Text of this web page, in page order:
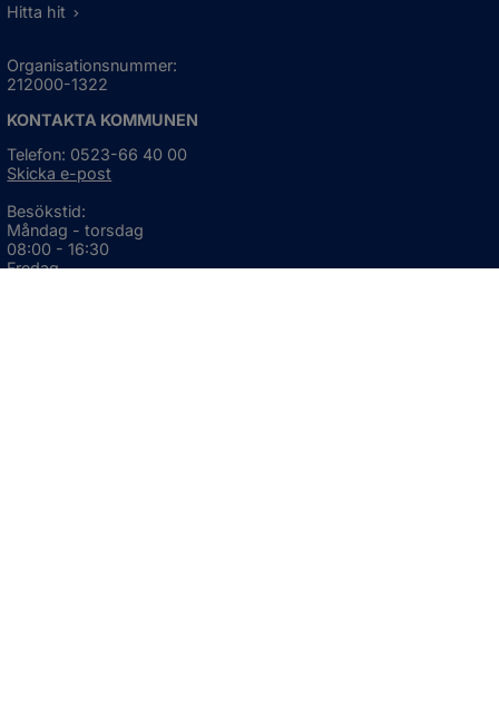
Hitta hit
Organisationsnummer:
212000-1322
KONTAKTA KOMMUNEN
Telefon: 0523-66 40 00
Skicka e-post
Besökstid:
Måndag - torsdag
08:00 - 16:30
Fredag